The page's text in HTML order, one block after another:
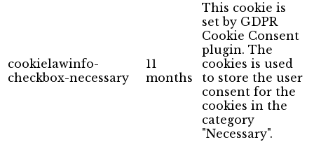
cookielawinfo-
checkbox-necessary
11
months
This cookie is
set by GDPR
Cookie Consent
plugin. The
cookies is used
to store the user
consent for the
cookies in the
category
"Necessary".